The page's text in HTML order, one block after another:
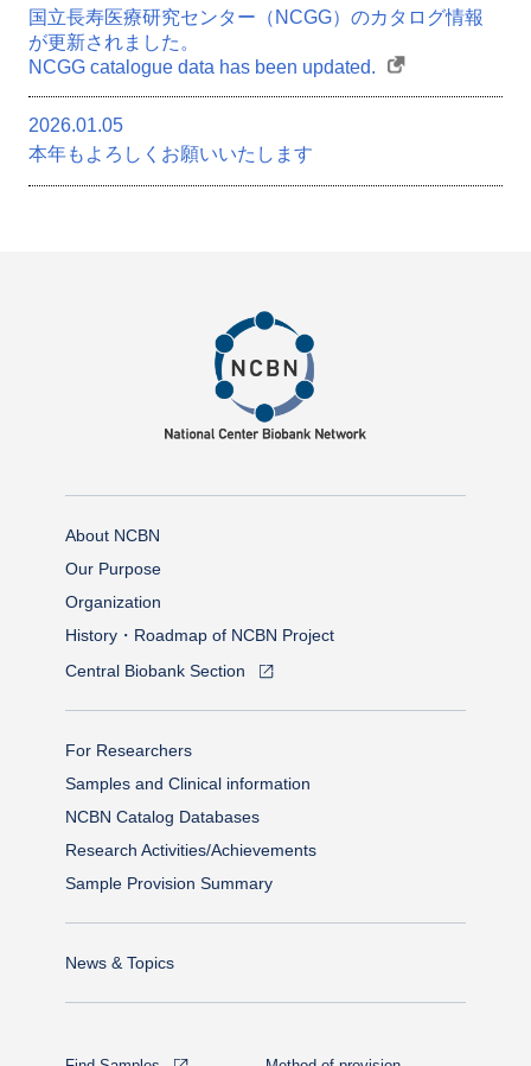
国立長寿医療研究センター（NCGG）のカタログ情報
が更新されました。
NCGG catalogue data has been updated.
2026.01.05
本年もよろしくお願いいたします
About NCBN
Our Purpose
Organization
History・Roadmap of NCBN Project
Central Biobank Section
For Researchers
Samples and Clinical information
NCBN Catalog Databases
Research Activities/Achievements
Sample Provision Summary
News & Topics